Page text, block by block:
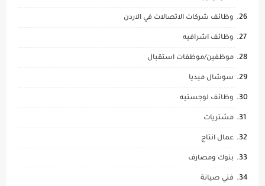
وظائف شركات الاتصالات في الاردن
وظائف اشرافيه
موظفين/موظفات استقبال
سوشال ميديا
وظائف لوجستيه
مشتريات
عمال انتاج
بنوك ومصارف
فني صيانة